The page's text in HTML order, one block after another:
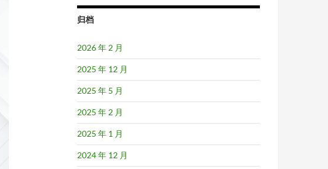
归档
2026 年 2 月
2025 年 12 月
2025 年 5 月
2025 年 2 月
2025 年 1 月
2024 年 12 月